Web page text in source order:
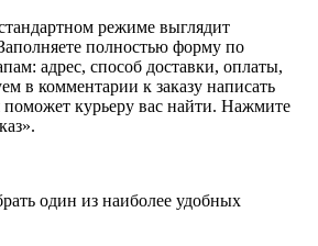
режиме выглядит
полностью форму по
адрес, способ доставки, оплаты,
в комментарии к заказу написать
курьеру вас найти. Нажмите
один из наиболее удобных